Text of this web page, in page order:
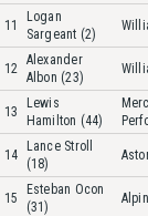
11
Logan
Sargeant (2)
12
Alexander
Albon (23)
13
Lewis
Hamilton (44)
14
Lance Stroll
(18)
15
Esteban Ocon
(31)